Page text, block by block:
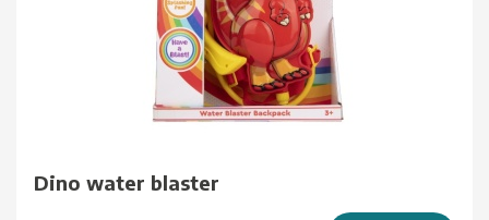
Dino water blaster